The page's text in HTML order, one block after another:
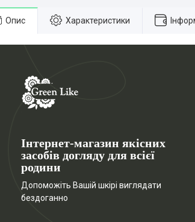
Опис Характеристики
Інтернет-магазин якісних
засобів догляду для всієї
родини
Допоможіть Вашій шкірі виглядати
бездоганно